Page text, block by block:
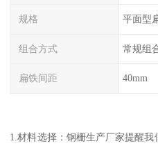
规格 平面型
组合方式 常规组
扁铁间距 40mm
1.材料选择：钢栅生产厂家提醒